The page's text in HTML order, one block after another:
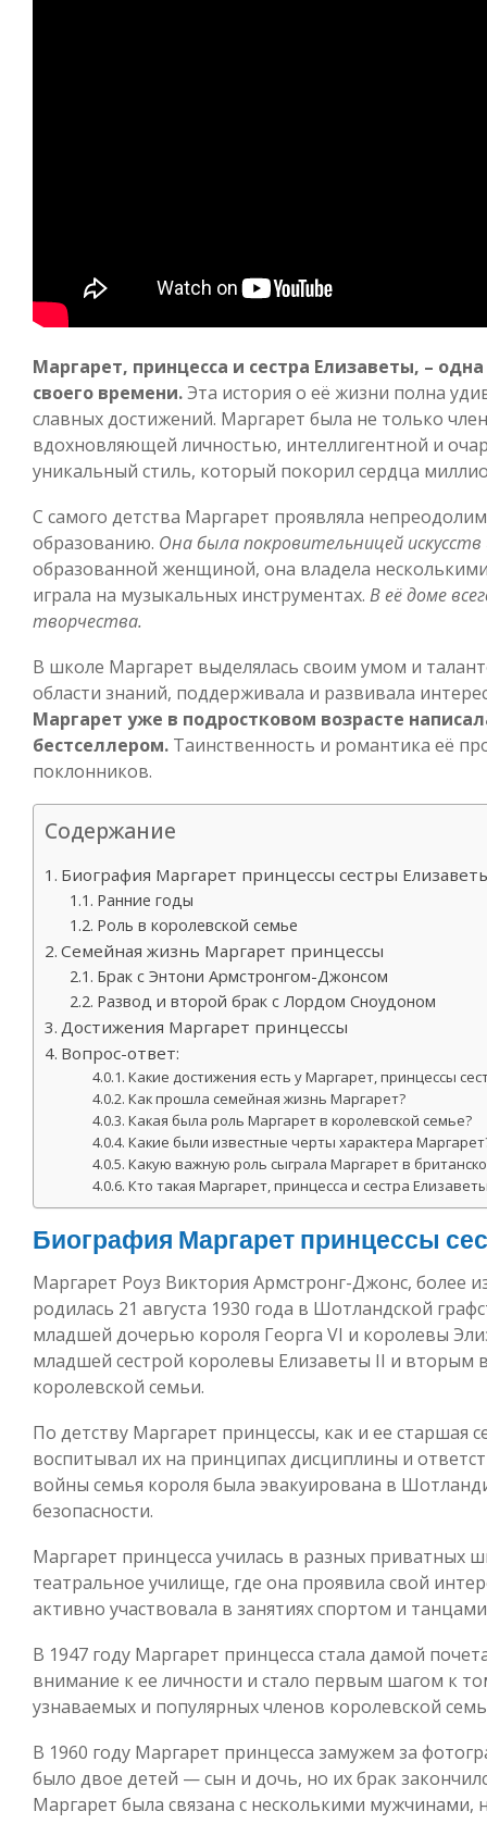
Маргарет, принцесса и сестра Елизаветы, –
своего времени.Эта история о её жизни полна
славных достижений. Маргарет была не только
вдохновляющей личностью, интеллигентной и
уникальный стиль, который покорил сердца
С самого детства Маргарет проявляла
образованию. Она была покровительницей искусств
образованной женщиной, она владела
играла на музыкальных инструментах. В её доме
творчества.
В школе Маргарет выделялась своим умом и
области знаний, поддерживала и развивала
Маргарет уже в подростковом возрасте
бестселлером. Таинственность и романтика её
поклонников.
Содержание
Биография Маргарет принцессы сестры
Ранние годы
Роль в королевской семье
Семейная жизнь Маргарет принцессы
Брак с Энтони Армстронгом-Джонсом
Развод и второй брак с Лордом Сноудоном
Достижения Маргарет принцессы
Вопрос-ответ:
Какие достижения есть у Маргарет, принцессы
Как прошла семейная жизнь Маргарет?
Какая была роль Маргарет в королевской семье?
Какие были известные черты характера
Какую важную роль сыграла Маргарет в
Кто такая Маргарет, принцесса и сестра
Биография Маргарет принцессы
Маргарет Роуз Виктория Армстронг-Джонс, более
родилась 21 августа 1930 года в Шотландской
младшей дочерью короля Георга VI и королевы
младшей сестрой королевы Елизаветы II и вторым
королевской семьи.
По детству Маргарет принцессы, как и ее старшая
воспитывал их на принципах дисциплины и
войны семья короля была эвакуирована в
безопасности.
Маргарет принцесса училась в разных приватных
театральное училище, где она проявила свой
активно участвовала в занятиях спортом и
В 1947 году Маргарет принцесса стала дамой
внимание к ее личности и стало первым шагом к
узнаваемых и популярных членов королевской
В 1960 году Маргарет принцесса замужем за
было двое детей — сын и дочь, но их брак
Маргарет была связана с несколькими мужчинами,